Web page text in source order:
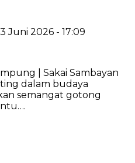
Juni 2026 - 17:09
| Sakai Sambayan
dalam budaya
semangat gotong